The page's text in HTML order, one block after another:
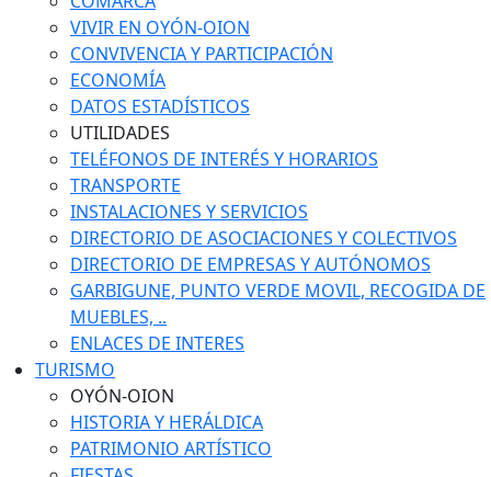
VIVIR EN OYÓN-OION
CONVIVENCIA Y PARTICIPACIÓN
ECONOMÍA
DATOS ESTADÍSTICOS
UTILIDADES
TELÉFONOS DE INTERÉS Y HORARIOS
TRANSPORTE
INSTALACIONES Y SERVICIOS
DIRECTORIO DE ASOCIACIONES Y COLECTIVOS
DIRECTORIO DE EMPRESAS Y AUTÓNOMOS
GARBIGUNE, PUNTO VERDE MOVIL, RECOGIDA DE
MUEBLES, ..
ENLACES DE INTERES
TURISMO
OYÓN-OION
HISTORIA Y HERÁLDICA
PATRIMONIO ARTÍSTICO